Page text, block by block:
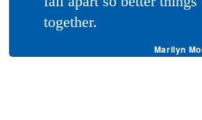
together.
Marilyn